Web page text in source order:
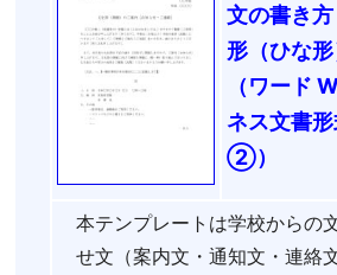
文の書き
形（ひな
（ワード
ネス文書
②）
本テンプレートは学校からの
せ文（案内文・通知文・連絡